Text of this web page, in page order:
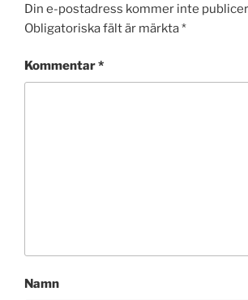
Din e-postadress kommer inte
Obligatoriska fält är märkta*
Kommentar*
Namn